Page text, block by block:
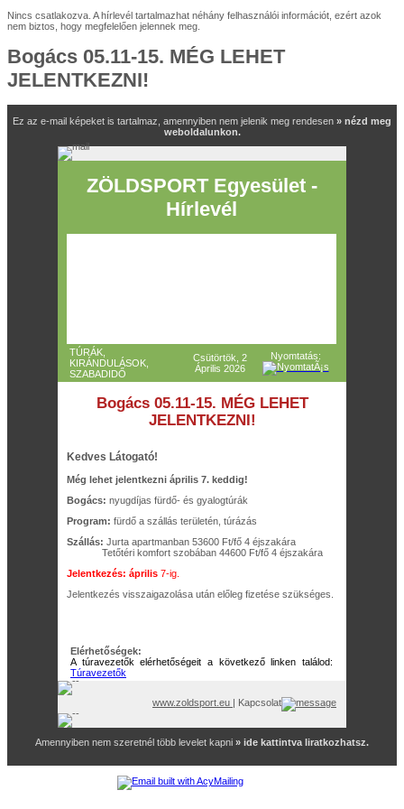
Nincs csatlakozva. A hírlevél tartalmazhat néhány felhasználói információt, ezért azok
nem biztos, hogy megfelelően jelennek meg.
Bogács 05.11-15. MÉG LEHET
JELENTKEZNI!
Ez az e-mail képeket is tartalmaz, amennyiben nem jelenik meg rendesen » nézd meg
weboldalunkon.
ZÖLDSPORT Egyesület -
Hírlevél
TÚRÁK,
KIRÁNDULÁSOK,
SZABADIDŐ
Csütörtök, 2
Április 2026
Nyomtatás:
Bogács 05.11-15. MÉG LEHET
JELENTKEZNI!
Kedves Látogató!
Még lehet jelentkezni április 7. keddig!
Bogács: nyugdíjas fürdő- és gyalogtúrák
Program: fürdő a szállás területén, túrázás
Szállás: Jurta apartmanban 53600 Ft/fő 4 éjszakára
Tetőtéri komfort szobában 44600 Ft/fő 4 éjszakára
Jelentkezés: április 7-ig.
Jelentkezés visszaigazolása után előleg fizetése szükséges.
Elérhetőségek:
A túravezetők elérhetőségeit a következő linken találod:
Túravezetők
www.zoldsport.eu | Kapcsolat
Amennyiben nem szeretnél több levelet kapni » ide kattintva liratkozhatsz.